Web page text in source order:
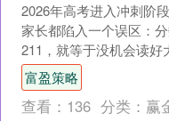
2026年高考进入冲刺阶
家长都陷入一个误区：分
211，就等于没机会读好
难有好发展。 其实这是
法，高考择校的....
富盈策略
查看： 136 分类： 赢